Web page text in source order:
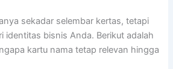
sekadar selembar kertas, tetapi
identitas bisnis Anda. Berikut adalah
kartu nama tetap relevan hingga